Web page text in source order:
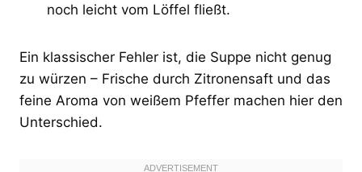
noch leicht vom Löffel fließt.
Ein klassischer Fehler ist, die Suppe nicht genug
zu würzen – Frische durch Zitronensaft und das
feine Aroma von weißem Pfeffer machen hier den
Unterschied.